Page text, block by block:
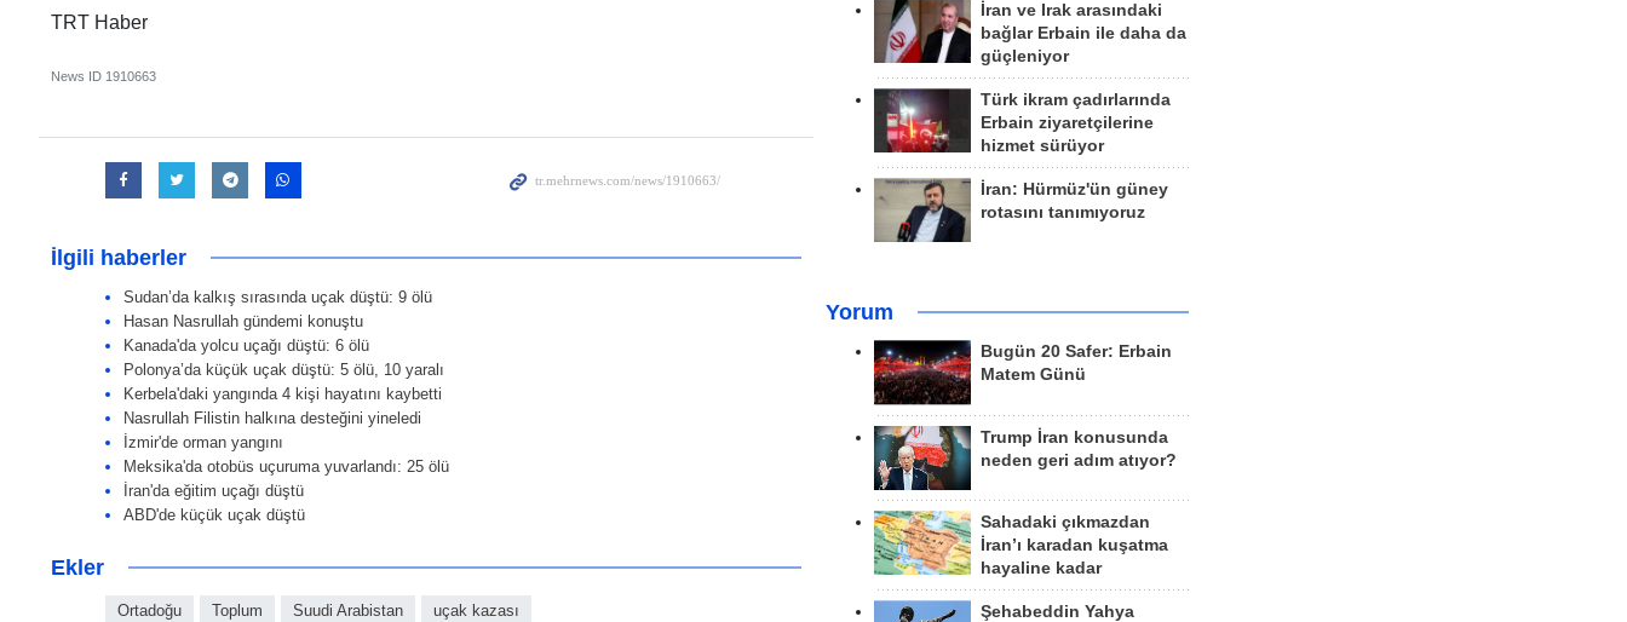
TRT Haber
News ID 1910663
İlgili haberler
Sudan’da kalkış sırasında uçak düştü: 9 ölü
Hasan Nasrullah gündemi konuştu
Kanada'da yolcu uçağı düştü: 6 ölü
Polonya’da küçük uçak düştü: 5 ölü, 10 yaralı
Kerbela'daki yangında 4 kişi hayatını kaybetti
Nasrullah Filistin halkına desteğini yineledi
İzmir'de orman yangını
Meksika'da otobüs uçuruma yuvarlandı: 25 ölü
İran'da eğitim uçağı düştü
ABD'de küçük uçak düştü
Ekler
Ortadoğu Toplum Suudi Arabistan uçak kazası
İran ve Irak arasındaki
bağlar Erbain ile daha da
güçleniyor
Türk ikram çadırlarında
Erbain ziyaretçilerine
hizmet sürüyor
İran: Hürmüz'ün güney
rotasını tanımıyoruz
Yorum
Bugün 20 Safer: Erbain
Matem Günü
Trump İran konusunda
neden geri adım atıyor?
Sahadaki çıkmazdan
İran’ı karadan kuşatma
hayaline kadar
Şehabeddin Yahya